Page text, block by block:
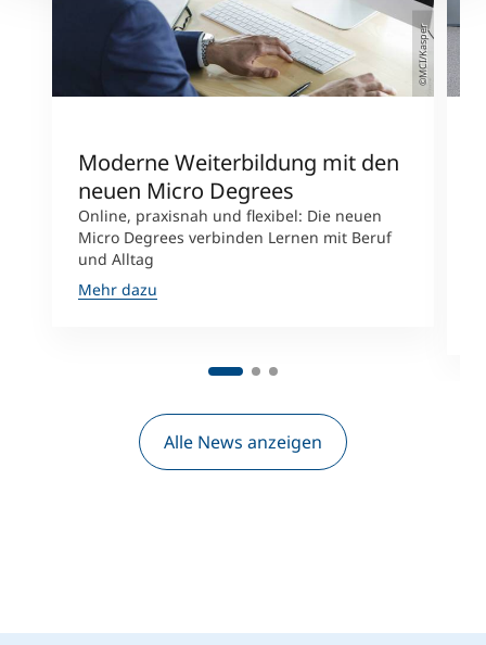
©MCI/Kasper
Moderne Weiterbildung mit den
neuen Micro Degrees
Online, praxisnah und flexibel: Die neuen
Micro Degrees verbinden Lernen mit Beruf
und Alltag
Mehr dazu
Alle News anzeigen